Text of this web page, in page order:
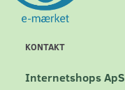
KONTAKT
Internetshops ApS